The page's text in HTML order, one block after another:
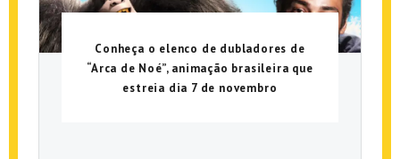
Conheça o elenco de dubladores de
“Arca de Noé”, animação brasileira que
estreia dia 7 de novembro